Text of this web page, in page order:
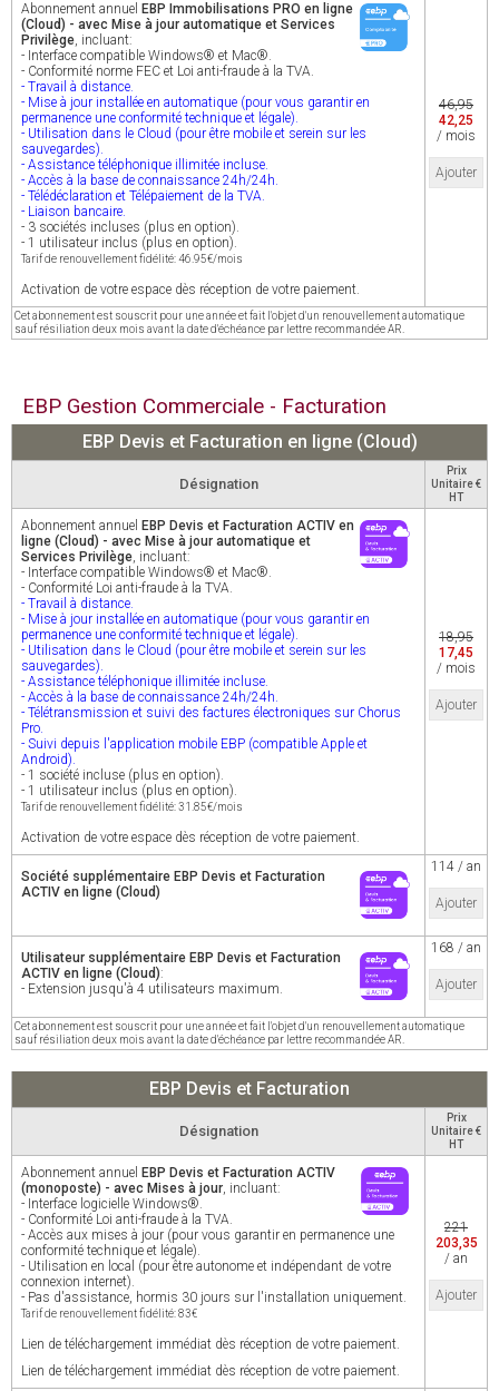
Abonnement annuel EBP Immobilisations PRO en ligne
(Cloud) - avec Mise à jour automatique et Services
Privilège, incluant:
- Interface compatible Windows® et Mac®.
- Conformité norme FEC et Loi anti-fraude à la TVA.
- Travail à distance.
- Mise à jour installée en automatique (pour vous garantir en
permanence une conformité technique et légale).
- Utilisation dans le Cloud (pour être mobile et serein sur les
sauvegardes).
- Assistance téléphonique illimitée incluse.
- Accès à la base de connaissance 24h/24h.
- Télédéclaration et Télépaiement de la TVA.
- Liaison bancaire.
- 3 sociétés incluses (plus en option).
- 1 utilisateur inclus (plus en option).
Tarif de renouvellement fidélité: 46.95€/mois
Activation de votre espace dès réception de votre paiement.
46,95
42,25
/ mois
Ajouter
Cet abonnement est souscrit pour une année et fait l'objet d'un renouvellement automatique
sauf résiliation deux mois avant la date d'échéance par lettre recommandée AR.
EBP Gestion Commerciale - Facturation
EBP Devis et Facturation en ligne (Cloud)
Désignation
Prix
Unitaire €
HT
Abonnement annuel EBP Devis et Facturation ACTIV en
ligne (Cloud) - avec Mise à jour automatique et
Services Privilège, incluant:
- Interface compatible Windows® et Mac®.
- Conformité Loi anti-fraude à la TVA.
- Travail à distance.
- Mise à jour installée en automatique (pour vous garantir en
permanence une conformité technique et légale).
- Utilisation dans le Cloud (pour être mobile et serein sur les
sauvegardes).
- Assistance téléphonique illimitée incluse.
- Accès à la base de connaissance 24h/24h.
- Télétransmission et suivi des factures électroniques sur Chorus
Pro.
- Suivi depuis l'application mobile EBP (compatible Apple et
Android).
- 1 société incluse (plus en option).
- 1 utilisateur inclus (plus en option).
Tarif de renouvellement fidélité: 31.85€/mois
Activation de votre espace dès réception de votre paiement.
18,95
17,45
/ mois
Ajouter
Société supplémentaire EBP Devis et Facturation
ACTIV en ligne (Cloud)
114 / an
Ajouter
Utilisateur supplémentaire EBP Devis et Facturation
ACTIV en ligne (Cloud):
- Extension jusqu'à 4 utilisateurs maximum.
168 / an
Ajouter
Cet abonnement est souscrit pour une année et fait l'objet d'un renouvellement automatique
sauf résiliation deux mois avant la date d'échéance par lettre recommandée AR.
EBP Devis et Facturation
Désignation
Prix
Unitaire €
HT
Abonnement annuel EBP Devis et Facturation ACTIV
(monoposte) - avec Mises à jour, incluant:
- Interface logicielle Windows®.
- Conformité Loi anti-fraude à la TVA.
- Accès aux mises à jour (pour vous garantir en permanence une
conformité technique et légale).
- Utilisation en local (pour être autonome et indépendant de votre
connexion internet).
- Pas d'assistance, hormis 30 jours sur l'installation uniquement.
Tarif de renouvellement fidélité: 83€
Lien de téléchargement immédiat dès réception de votre paiement.
Lien de téléchargement immédiat dès réception de votre paiement.
221
203,35
/ an
Ajouter